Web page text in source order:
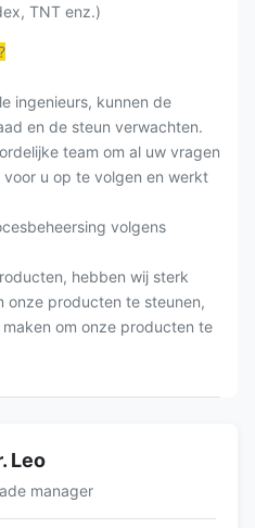
TNT enz.)
ingenieurs, kunnen de
en de steun verwachten.
team om al uw vragen
u op te volgen en werkt
volgens
hebben wij sterk
onze producten te steunen,
om onze producten te
Leo
manager